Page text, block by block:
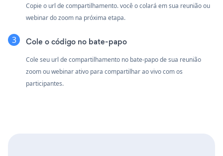
Copie o url de compartilhamento. você o colará em sua reunião ou
webinar do zoom na próxima etapa.
Cole o código no bate-papo
Cole seu url de compartilhamento no bate-papo de sua reunião
zoom ou webinar ativo para compartilhar ao vivo com os
participantes.